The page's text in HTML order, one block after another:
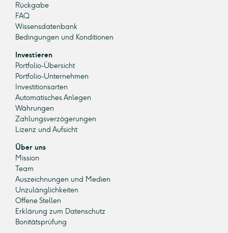
Rückgabe
FAQ
Wissensdatenbank
Bedingungen und Konditionen
Investieren
Portfolio-Übersicht
Portfolio-Unternehmen
Investitionsarten
Automatisches Anlegen
Währungen
Zahlungsverzögerungen
Lizenz und Aufsicht
Über uns
Mission
Team
Auszeichnungen und Medien
Unzulänglichkeiten
Offene Stellen
Erklärung zum Datenschutz
Bonitätsprüfung